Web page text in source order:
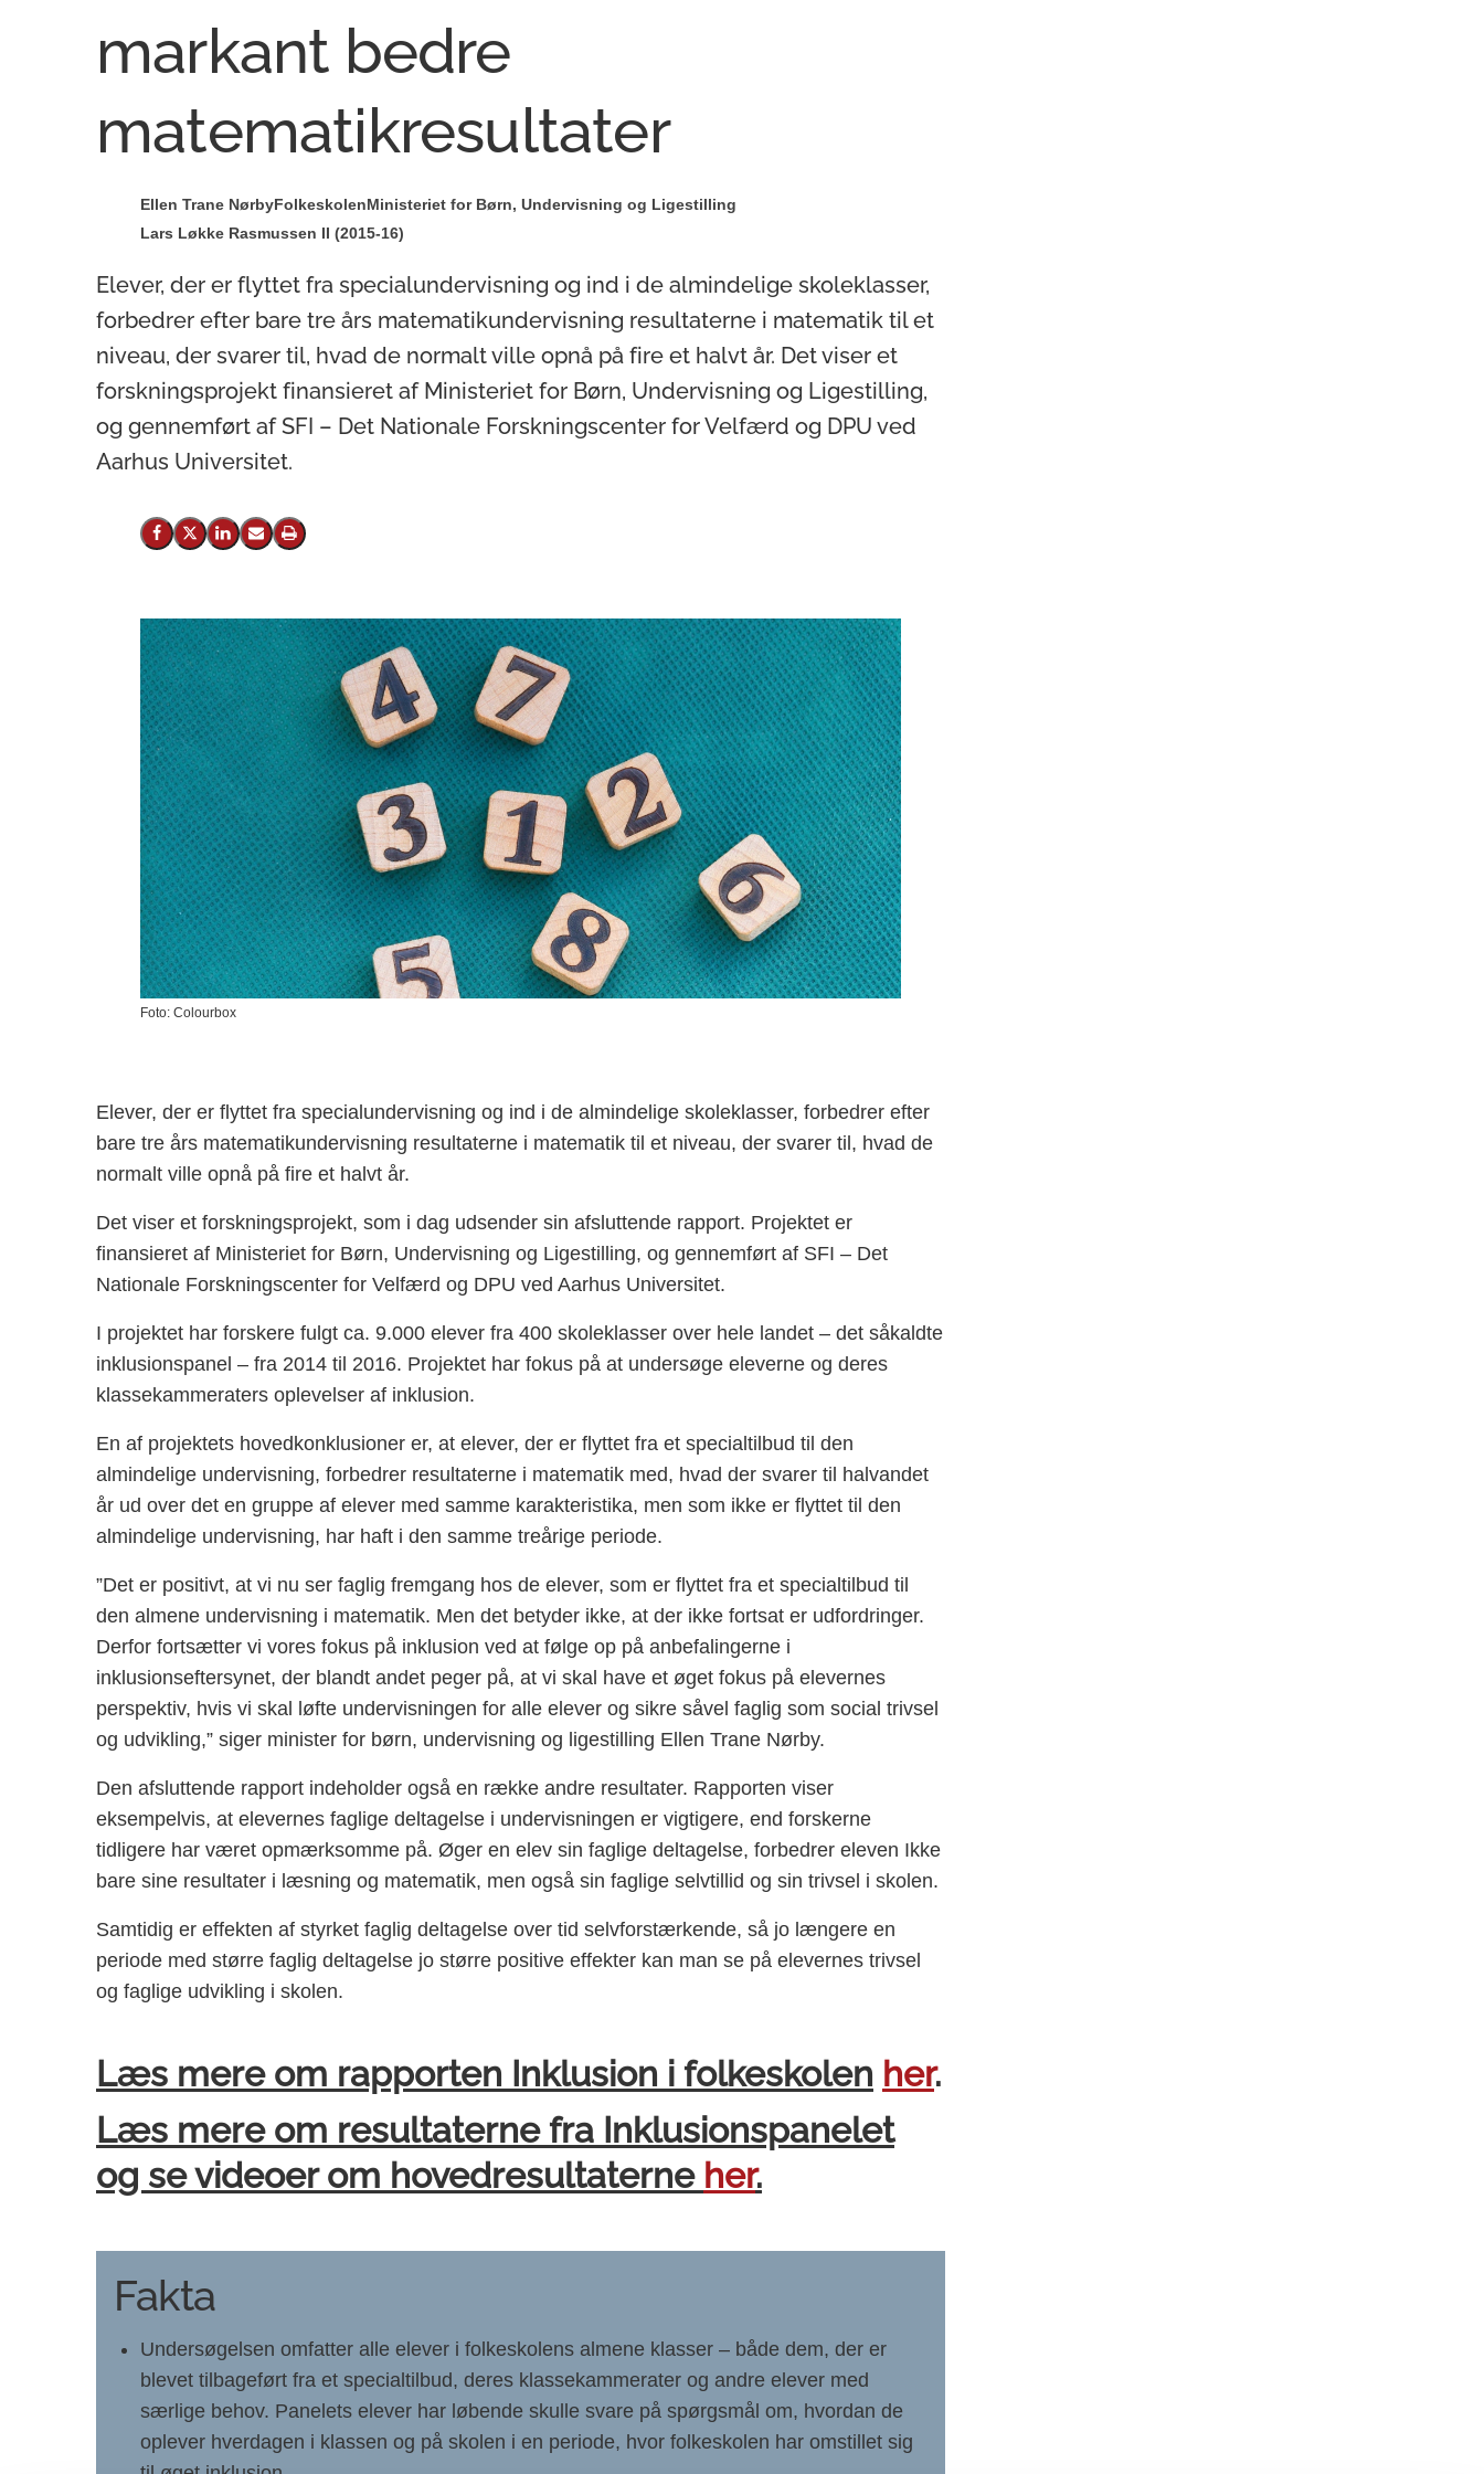
markant bedre
matematikresultater
Ellen Trane NørbyFolkeskolenMinisteriet for Børn, Undervisning og Ligestilling
Lars Løkke Rasmussen II (2015-16)
Elever, der er flyttet fra specialundervisning og ind i de almindelige skoleklasser,
forbedrer efter bare tre års matematikundervisning resultaterne i matematik til et
niveau, der svarer til, hvad de normalt ville opnå på fire et halvt år. Det viser et
forskningsprojekt finansieret af Ministeriet for Børn, Undervisning og Ligestilling,
og gennemført af SFI – Det Nationale Forskningscenter for Velfærd og DPU ved
Aarhus Universitet.
Del på Facebook
Del på X (Twitter)
Del på LinkedIn
Send email
Print
Foto: Colourbox
Elever, der er flyttet fra specialundervisning og ind i de almindelige skoleklasser, forbedrer efter
bare tre års matematikundervisning resultaterne i matematik til et niveau, der svarer til, hvad de
normalt ville opnå på fire et halvt år.
Det viser et forskningsprojekt, som i dag udsender sin afsluttende rapport. Projektet er
finansieret af Ministeriet for Børn, Undervisning og Ligestilling, og gennemført af SFI – Det
Nationale Forskningscenter for Velfærd og DPU ved Aarhus Universitet.
I projektet har forskere fulgt ca. 9.000 elever fra 400 skoleklasser over hele landet – det såkaldte
inklusionspanel – fra 2014 til 2016. Projektet har fokus på at undersøge eleverne og deres
klassekammeraters oplevelser af inklusion.
En af projektets hovedkonklusioner er, at elever, der er flyttet fra et specialtilbud til den
almindelige undervisning, forbedrer resultaterne i matematik med, hvad der svarer til halvandet
år ud over det en gruppe af elever med samme karakteristika, men som ikke er flyttet til den
almindelige undervisning, har haft i den samme treårige periode.
”Det er positivt, at vi nu ser faglig fremgang hos de elever, som er flyttet fra et specialtilbud til
den almene undervisning i matematik. Men det betyder ikke, at der ikke fortsat er udfordringer.
Derfor fortsætter vi vores fokus på inklusion ved at følge op på anbefalingerne i
inklusionseftersynet, der blandt andet peger på, at vi skal have et øget fokus på elevernes
perspektiv, hvis vi skal løfte undervisningen for alle elever og sikre såvel faglig som social trivsel
og udvikling,” siger minister for børn, undervisning og ligestilling Ellen Trane Nørby.
Den afsluttende rapport indeholder også en række andre resultater. Rapporten viser
eksempelvis, at elevernes faglige deltagelse i undervisningen er vigtigere, end forskerne
tidligere har været opmærksomme på. Øger en elev sin faglige deltagelse, forbedrer eleven Ikke
bare sine resultater i læsning og matematik, men også sin faglige selvtillid og sin trivsel i skolen.
Samtidig er effekten af styrket faglig deltagelse over tid selvforstærkende, så jo længere en
periode med større faglig deltagelse jo større positive effekter kan man se på elevernes trivsel
og faglige udvikling i skolen.
Læs mere om rapporten Inklusion i folkeskolen her.
Læs mere om resultaterne fra Inklusionspanelet
og se videoer om hovedresultaterne her.
Fakta
Undersøgelsen omfatter alle elever i folkeskolens almene klasser – både dem, der er
blevet tilbageført fra et specialtilbud, deres klassekammerater og andre elever med
særlige behov. Panelets elever har løbende skulle svare på spørgsmål om, hvordan de
oplever hverdagen i klassen og på skolen i en periode, hvor folkeskolen har omstillet sig